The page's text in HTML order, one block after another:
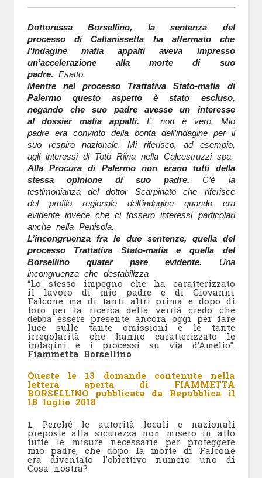
Dottoressa Borsellino, la sentenza del
processo di Caltanissetta ha affermato che
l’indagine mafia appalti aveva impresso
un’accelerazione alla morte di suo
padre. Esatto.
Mentre nel processo Trattativa Stato-mafia di
Palermo questo aspetto è stato escluso,
negando che suo padre avesse un interesse
al dossier mafia appalti. E non è vero. Mio
padre era convinto della bontà dell’indagine per il
suo respiro nazionale. Mi riferisco, ad esempio,
agli interessi di Totò Riina nella Calcestruzzi spa.
Alla Procura di Palermo non erano tutti della
stessa opinione di suo padre.C’è la
testimonianza del dottor Scarpinato che riferisce
del profilo regionale dell’indagine quando era
evidente invece che ci fossero interessi particolari
anche nella Penisola.
L’incongruenza fra le due sentenze, quella del
processo Trattativa Stato-mafia e quella del
Borsellino quater pare evidente. Una
incongruenza che destabilizza
“Lo stesso impegno che ha caratterizzato
il lavoro di mio padre e di Giovanni
Falcone ma di tanti altri prima e dopo di
loro per la ricerca della verità credo che
debba essere presente ancora oggi per fare
luce sulle tante omissioni e le tante
irregolarità che hanno caratterizzato le
indagini e i processi su via d’Amelio”.
Fiammetta Borsellino
Queste le 13 domande contenute nella
lettera aperta di FIAMMETTA
BORSELLINO pubblicata da Repubblica il
18 luglio 2018
1 . Perché le autorità locali e nazionali
preposte alla sicurezza non misero in atto
tutte le misure necessarie per proteggere
mio padre, che dopo la morte di Falcone
era diventato l’obiettivo numero uno di
Cosa nostra?